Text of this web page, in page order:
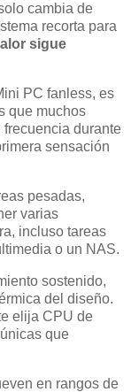
cambia de
recorta para
sigue
PC fanless, es
que muchos
durante
sensación
pesadas,
varias
incluso tareas
o un NAS.
sostenido,
del diseño.
elija CPU de
que
en rangos de